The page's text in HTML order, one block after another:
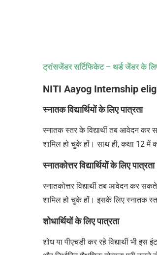
ट्रांसजेंडर सर्टिफिकेट – थर्ड जेंडर के
NITI Aayog Internship
स्नातक विद्यार्थियों के लिए पात्रता
स्नातक स्तर के विद्यार्थी तब आवेदन कर
शामिल हो चुके हों। साथ ही, कक्षा 12
स्नातकोत्तर विद्यार्थियों के लिए पात्रता
स्नातकोत्तर विद्यार्थी तब आवेदन कर
शामिल हो चुके हों। इसके लिए स्नातक
शोधार्थियों के लिए पात्रता
शोध या पीएचडी कर रहे विद्यार्थी भी